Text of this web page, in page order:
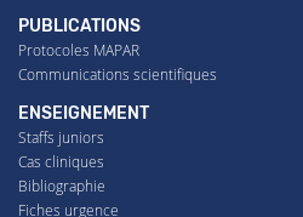
PUBLICATIONS
Protocoles MAPAR
Communications scientifiques
ENSEIGNEMENT
Staffs juniors
Cas cliniques
Bibliographie
Fiches urgence